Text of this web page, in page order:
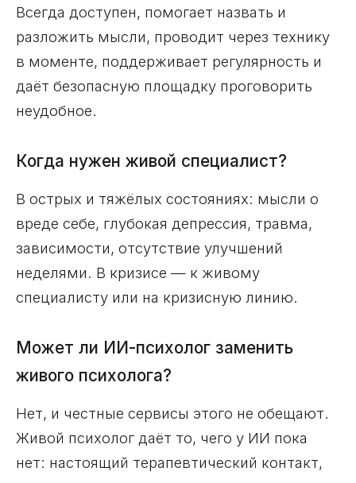
Всегда доступен, помогает назвать и
разложить мысли, проводит через технику
в моменте, поддерживает регулярность и
даёт безопасную площадку проговорить
неудобное.
Когда нужен живой специалист?
В острых и тяжёлых состояниях: мысли о
вреде себе, глубокая депрессия, травма,
зависимости, отсутствие улучшений
неделями. В кризисе — к живому
специалисту или на кризисную линию.
Может ли ИИ-психолог заменить
живого психолога?
Нет, и честные сервисы этого не обещают.
Живой психолог даёт то, чего у ИИ пока
нет: настоящий терапевтический контакт,